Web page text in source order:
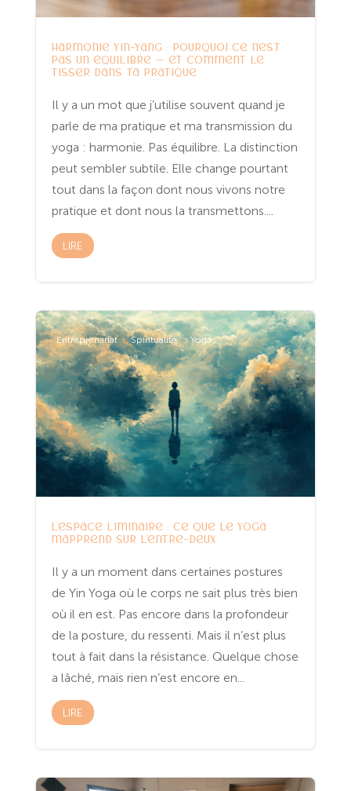
Harmonie Yin-Yang : pourquoi ce n’est
pas un équilibre — et comment le
tisser dans ta pratique
Il y a un mot que j’utilise souvent quand je
parle de ma pratique et ma transmission du
yoga : harmonie. Pas équilibre. La distinction
peut sembler subtile. Elle change pourtant
tout dans la façon dont nous vivons notre
pratique et dont nous la transmettons....
LIRE
Entreprenariat Spiritualité Yoga
L’espace liminaire : ce que le yoga
m’apprend sur l’entre-deux
Il y a un moment dans certaines postures
de Yin Yoga où le corps ne sait plus très bien
où il en est. Pas encore dans la profondeur
de la posture, du ressenti. Mais il n’est plus
tout à fait dans la résistance. Quelque chose
a lâché, mais rien n’est encore en...
LIRE